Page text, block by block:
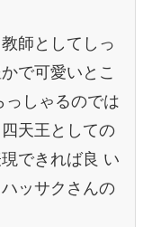
師としてしっ
で可愛いとこ
しゃるのでは
天王としての
できれば良 い
ッサクさんの